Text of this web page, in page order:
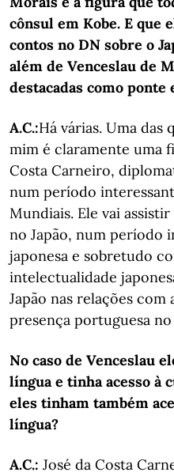
cônsul em Kobe. E que
contos no DN sobre o
além de Venceslau de
destacadas como ponte
A.C.:Há várias. Uma das
mim é claramente uma
Costa Carneiro,
num período
Mundiais. Ele vai
no Japão, num período
japonesa e sobretudo
intelectualidade
Japão nas relações
presença portuguesa
No caso de Venceslau
língua e tinha acesso à
eles tinham também
língua?
A.C.: José da Costa